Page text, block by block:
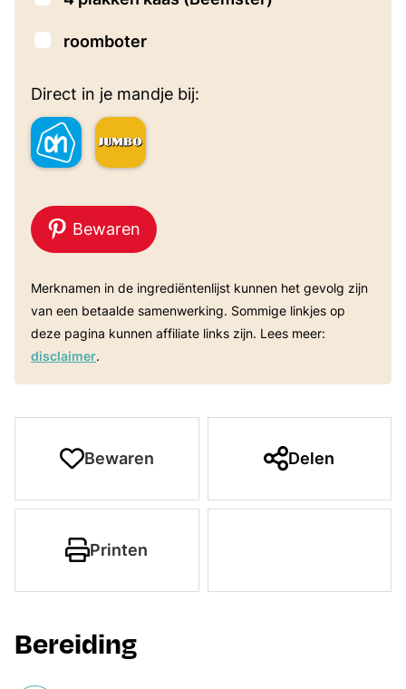
▢
roomboter
Direct in je mandje bij:
Bewaren
Merknamen in de ingrediëntenlijst kunnen het gevolg zijn
van een betaalde samenwerking. Sommige linkjes op
deze pagina kunnen affiliate links zijn. Lees meer:
disclaimer.
Bewaren Delen
Printen
Bereiding